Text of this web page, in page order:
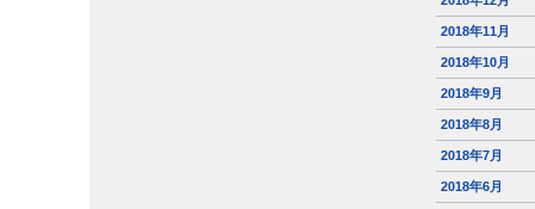
2018年11月
2018年10月
2018年9月
2018年8月
2018年7月
2018年6月